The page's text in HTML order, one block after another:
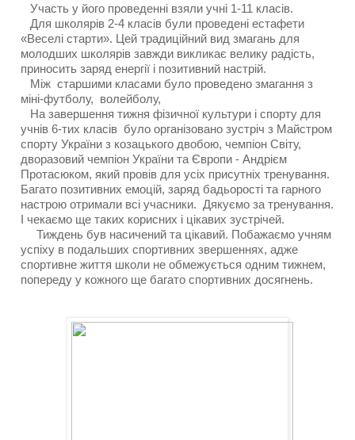
   Участь у його проведенні взяли учні 1-11 класів.
«Веселі старти». Цей традиційний вид змагань для
молодших школярів завжди викликає велику радість,
приносить заряд енергії і позитивний настрій.
міні-футболу,  волейболу,
учнів 6-тих класів  було організовано зустріч з Майстром
спорту України з козацького двобою, чемпіон Світу,
дворазовий чемпіон України та Європи - Андрієм
Протасюком, який провів для усіх присутніх тренування.
Багато позитивних емоцій, заряд бадьорості та гарного
настрою отримали всі учасники.  Дякуємо за тренування.
І чекаємо ще таких корисних і цікавих зустрічей.
успіху в подальших спортивних звершеннях, адже
спортивне життя школи не обмежується одним тижнем,
попереду у кожного ще багато спортивних досягнень.